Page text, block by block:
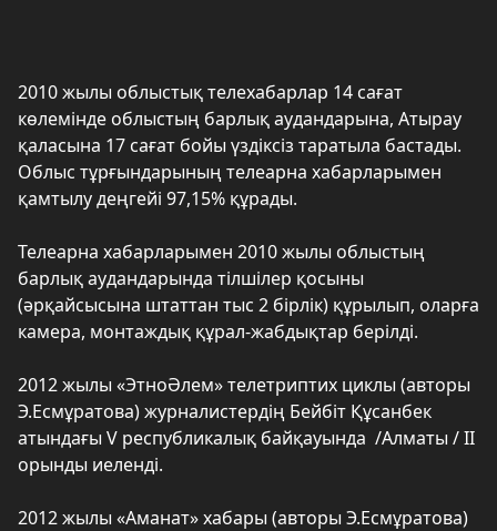
2010 жылы облыстық телехабарлар 14 сағат
көлемінде облыстың барлық аудандарына, Атырау
қаласына 17 сағат бойы үздіксіз таратыла бастады.
Облыс тұрғындарының телеарна хабарларымен
қамтылу деңгейі 97,15% құрады.
Телеарна хабарларымен 2010 жылы облыстың
барлық аудандарында тілшілер қосыны
(әрқайсысына штаттан тыс 2 бірлік) құрылып, оларға
камера, монтаждық құрал-жабдықтар берілді.
2012 жылы «ЭтноӘлем» телетриптих циклы (авторы
Э.Есмұратова) журналистердің Бейбіт Құсанбек
атындағы V республикалық байқауында /Алматы / ІІ
орынды иеленді.
2012 жылы «Аманат» хабары (авторы Э.Есмұратова)